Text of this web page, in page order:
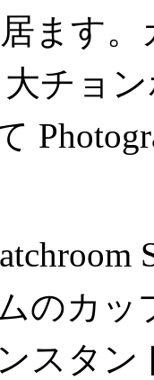
ます
チョ
のカッ
スタン